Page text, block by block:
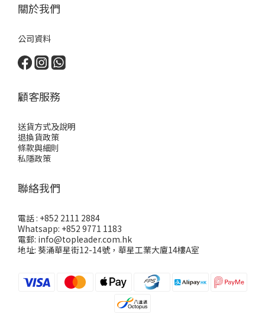
關於我們
公司資料
顧客服務
送貨方式及說明
退換貨政策
條款與細則
私隱政策
聯絡我們
電話 : +852 2111 2884
Whatsapp: +852 9771 1183
電郵: info@topleader.com.hk
地址: 葵涌華星街12-14號，華星工業大廈14樓A室